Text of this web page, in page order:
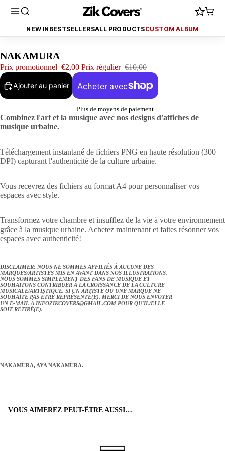
2€ (FINI AUJOURD'HUI) PROMO - TOUT À 2€ (FINI AUJOURD'HUI)
NEW IN BESTSELLERSALL PRODUCTSCUSTOM ALBUM
NAKAMURA
Prix promotionnel €2,00 Prix régulier €10,00
Ajouter au panier
Plus de moyens de paiement
Combinez l'art et la musique avec nos designs d'affiches de
musique urbaine.
Téléchargement instantané de fichiers PNG en haute résolution (300
DPI) capturant l'authenticité de la culture urbaine.
Vous recevrez des fichiers au format A4 pour personnaliser vos
espaces avec style.
Transformez votre chambre et insufflez de la vie à votre environnement
grâce à la musique urbaine. Achetez maintenant et faites résonner vos
espaces avec authenticité!
DISCLAIMER: NOUS NE SOMMES AFFILIÉS À AUCUNE DES
MARQUES/ARTISTES MIS EN AVANT DANS NOS ILLUSTRATIONS.
NOUS SOMMES SIMPLEMENT DES FANS DE MUSIQUE ET
SOUHAITONS CONTRIBUER À LA CROISSANCE DE LA CULTURE
MUSICALE/ARTISTIQUE. SI UN ARTISTE OU UNE MARQUE NE
SOUHAITE PAS ÊTRE REPRÉSENTÉ(E), MERCI DE NOUS ENVOYER
UN E-MAIL À INFOZIKCOVERS@GMAIL.COM POUR QU'IL/ELLE
SOIT RETIRÉ(E).
NAKAMURA, AYA NAKAMURA.
VOUS AIMEREZ PEUT-ÊTRE AUSSI…